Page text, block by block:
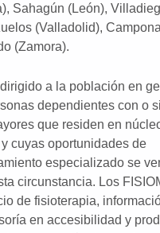
Sahagún (León),
(Valladolid),
(Zamora).
a la población en
dependientes con o
que residen en
cuyas oportunidades de
especializado se
circunstancia. Los
de fisioterapia,
en accesibilidad y